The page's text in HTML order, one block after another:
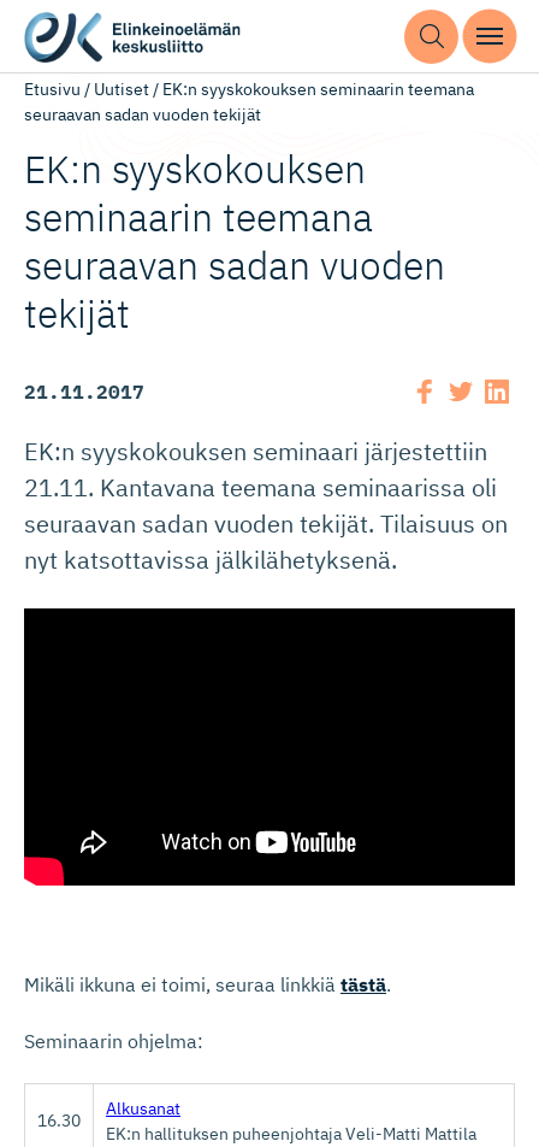
Etusivu / Uutiset/ EK:n syyskokouksen seminaarin teemana
seuraavan sadan vuoden tekijät
EK:n syyskokouksen
seminaarin teemana
seuraavan sadan vuoden
tekijät
21.11.2017
EK:n syyskokouksen seminaari järjestettiin
21.11. Kantavana teemana seminaarissa oli
seuraavan sadan vuoden tekijät. Tilaisuus on
nyt katsottavissa jälkilähetyksenä.
Mikäli ikkuna ei toimi, seuraa linkkiä tästä.
Seminaarin ohjelma:
16.30
Alkusanat
EK:n hallituksen puheenjohtaja Veli-Matti Mattila